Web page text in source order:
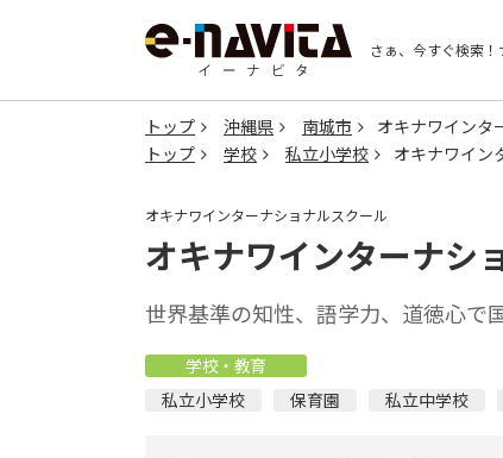
さぁ、今すぐ検索！
トップ 沖縄県 南城市
オキナワインタ
トップ
学校 私立小学校 オキナワイン
オキナワインターナショナルスクール
オキナワインターナシ
世界基準の知性、語学力、道徳心で
学校・教育
私立小学校
保育園 私立中学校